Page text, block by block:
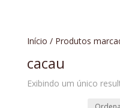
Início / Produtos
cacau
Exibindo um único